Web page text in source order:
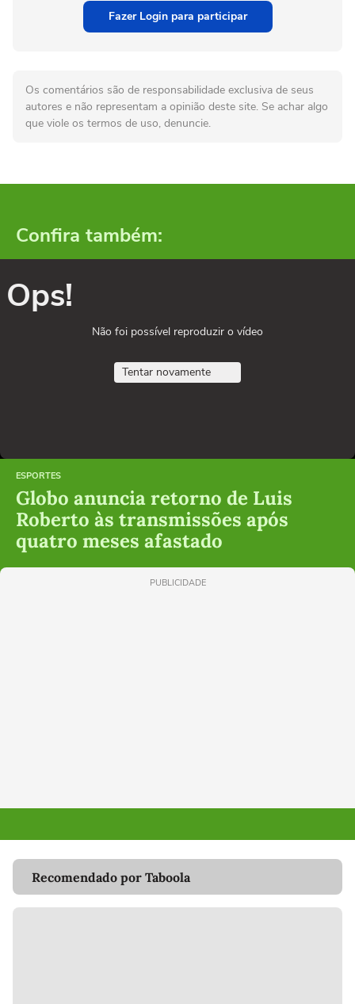
Fazer Login para participar
Os comentários são de responsabilidade exclusiva de seus
autores e não representam a opinião deste site. Se achar algo
que viole os termos de uso, denuncie.
Confira também:
Ops!
Não foi possível reproduzir o vídeo
Tentar novamente
ESPORTES
Globo anuncia retorno de Luis
Roberto às transmissões após
quatro meses afastado
PUBLICIDADE
Recomendado por Taboola